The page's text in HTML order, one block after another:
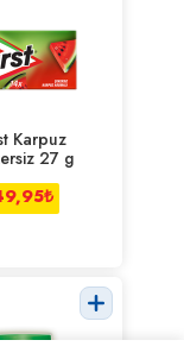
Karpuz
27 g
₺